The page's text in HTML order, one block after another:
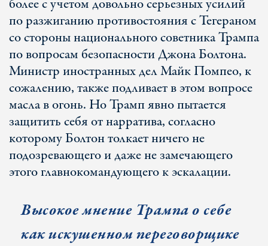
более с учетом довольно серьезных усилий
по разжиганию противостояния с Тегераном
со стороны национального советника Трампа
по вопросам безопасности Джона Болтона.
Министр иностранных дел Майк Помпео, к
сожалению, также подливает в этом вопросе
масла в огонь. Но Трамп явно пытается
защитить себя от нарратива, согласно
которому Болтон толкает ничего не
подозревающего и даже не замечающего
этого главнокомандующего к эскалации.
Высокое мнение Трампа о себе
как искушенном переговорщике